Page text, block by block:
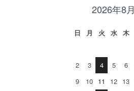
2026年8月
日 月 火 水 木
2
3 4 5 6
9
10 11 12 13